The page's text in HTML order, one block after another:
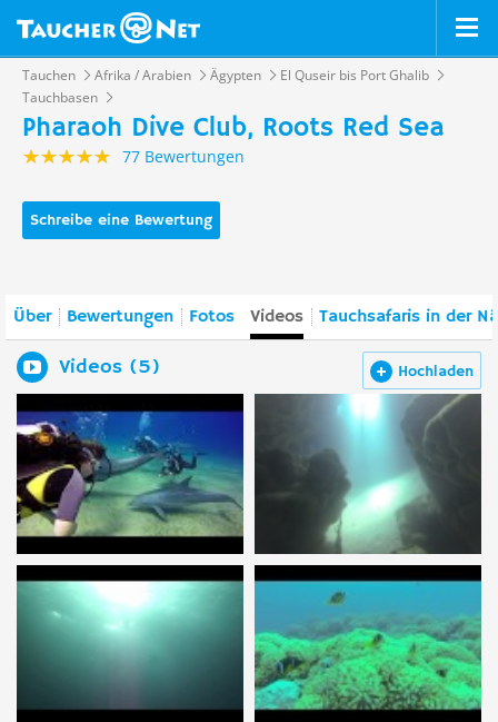
Tauchen Afrika / Arabien Ägypten
El Quseir bis Port Ghalib
Tauchbasen
Pharaoh Dive Club, Roots Red Sea
77 Bewertungen
Schreibe eine Bewertung
Über Bewertungen Fotos Videos Tauchsafaris in der
Hochladen
Videos (5)